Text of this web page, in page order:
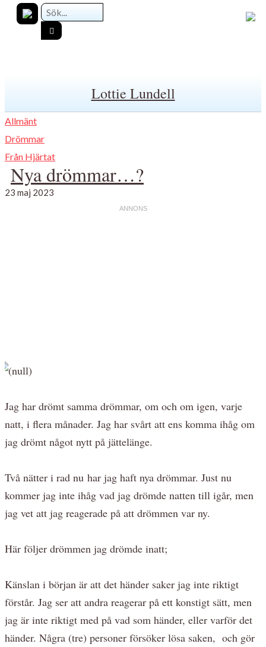
Lottie Lundell
Allmänt
Drömmar
Från Hjärtat
Nya drömmar…?
23 maj 2023
Jag har drömt samma drömmar, om och om igen, varje
natt, i flera månader. Jag har svårt att ens komma ihåg om
jag drömt något nytt på jättelänge.
Två nätter i rad nu har jag haft nya drömmar. Just nu
kommer jag inte ihåg vad jag drömde natten till igår, men
jag vet att jag reagerade på att drömmen var ny.
Här följer drömmen jag drömde inatt;
Känslan i början är att det händer saker jag inte riktigt
förstår. Jag ser att andra reagerar på ett konstigt sätt, men
jag är inte riktigt med på vad som händer, eller varför det
händer. Några (tre) personer försöker lösa saken, och gör